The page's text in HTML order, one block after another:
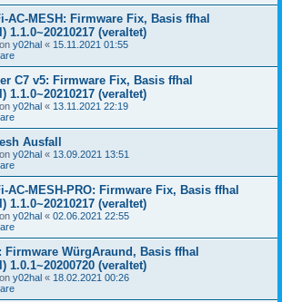
AC-MESH: Firmware Fix, Basis ffhal
1.1.0~20210217 (veraltet)
y02hal « 15.11.2021 01:55
C7 v5: Firmware Fix, Basis ffhal
1.1.0~20210217 (veraltet)
y02hal « 13.11.2021 22:19
Ausfall
y02hal « 13.09.2021 13:51
AC-MESH-PRO: Firmware Fix, Basis ffhal
1.1.0~20210217 (veraltet)
y02hal « 02.06.2021 22:55
Firmware WürgAraund, Basis ffhal
1.0.1~20200720 (veraltet)
y02hal « 18.02.2021 00:26